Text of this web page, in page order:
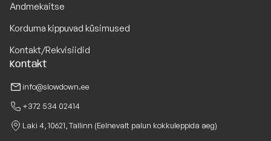
Andmekaitse
Korduma kippuvad küsimused
Kontakt/Rekvisiidid
Kontakt
info@slowdown.ee
+372 534 02414
Laki 4, 10621, Tallinn (Eelnevalt palun kokkuleppida aeg)